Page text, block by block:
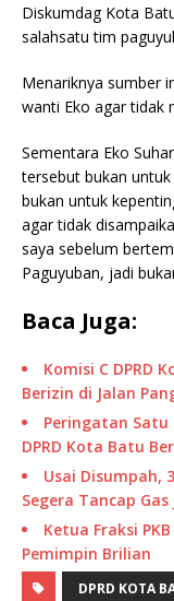
Diskumdag Kota
salahsatu tim
Menariknya sumber
wanti Eko agar tidak
Sementara Eko
tersebut bukan
bukan untuk
agar tidak
saya sebelum
Paguyuban, jadi
Baca Juga:
Komisi C DPRD
Berizin di Jalan
Peringatan Satu
DPRD Kota Batu
Usai Disumpah,
Segera Tancap
Ketua Fraksi
Pemimpin Brilian
DPRD KOTA